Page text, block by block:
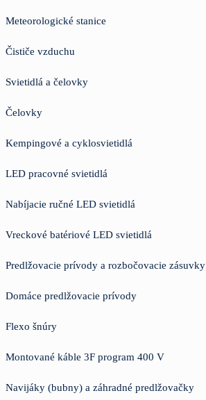
Meteorologické stanice
Čističe vzduchu
Svietidlá a čelovky
Čelovky
Kempingové a cyklosvietidlá
LED pracovné svietidlá
Nabíjacie ručné LED svietidlá
Vreckové batériové LED svietidlá
Predlžovacie prívody a rozbočovacie zásuvky
Domáce predlžovacie prívody
Flexo šnúry
Montované káble 3F program 400 V
Navijáky (bubny) a záhradné predlžovačky